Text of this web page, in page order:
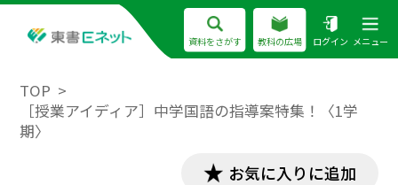
資料をさがす 教科の広場 ログイン メニュー
TOP
［授業アイディア］中学国語の指導案特集！〈1学
期〉
お気に入りに追加